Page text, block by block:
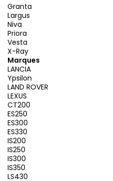
Granta
Largus
Niva
Priora
Vesta
X-Ray
Marques
LANCIA
Ypsilon
LAND ROVER
LEXUS
CT200
ES250
ES300
ES330
IS200
IS250
IS300
IS350
LS430